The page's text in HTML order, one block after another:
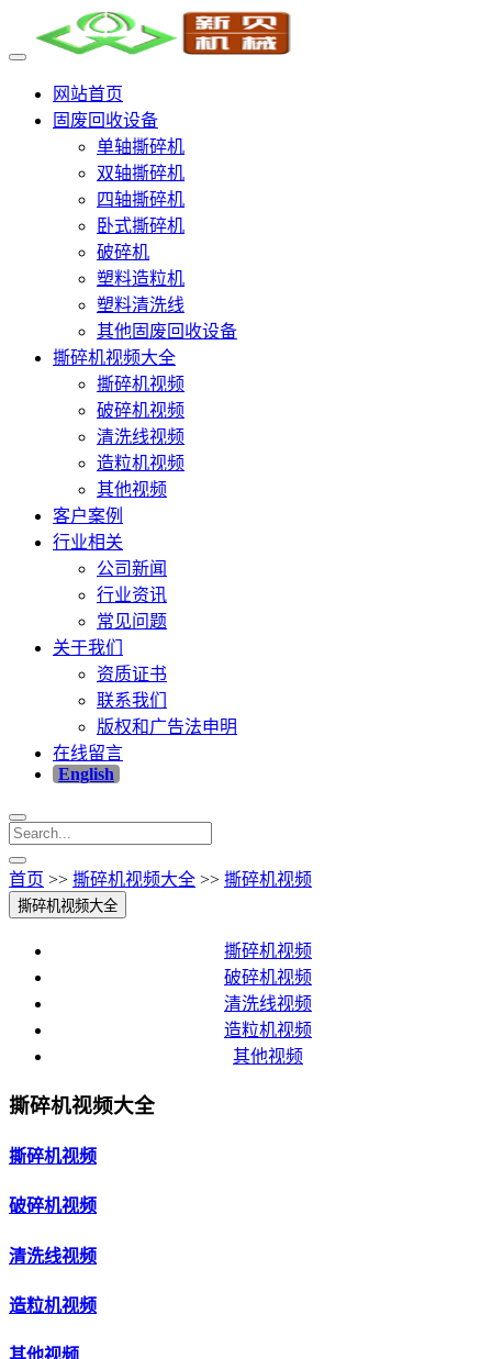
网站首页
固废回收设备
单轴撕碎机
双轴撕碎机
四轴撕碎机
卧式撕碎机
破碎机
塑料造粒机
塑料清洗线
其他固废回收设备
撕碎机视频大全
撕碎机视频
破碎机视频
清洗线视频
造粒机视频
其他视频
客户案例
行业相关
公司新闻
行业资讯
常见问题
关于我们
资质证书
联系我们
版权和广告法申明
在线留言
English
首页 >> 撕碎机视频大全 >> 撕碎机视频
撕碎机视频大全
撕碎机视频
破碎机视频
清洗线视频
造粒机视频
其他视频
撕碎机视频大全
撕碎机视频
破碎机视频
清洗线视频
造粒机视频
其他视频